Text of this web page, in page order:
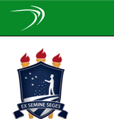
navigation